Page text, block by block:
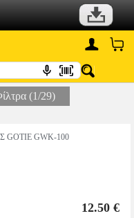
(1/29)
GWK-100
12.50 €